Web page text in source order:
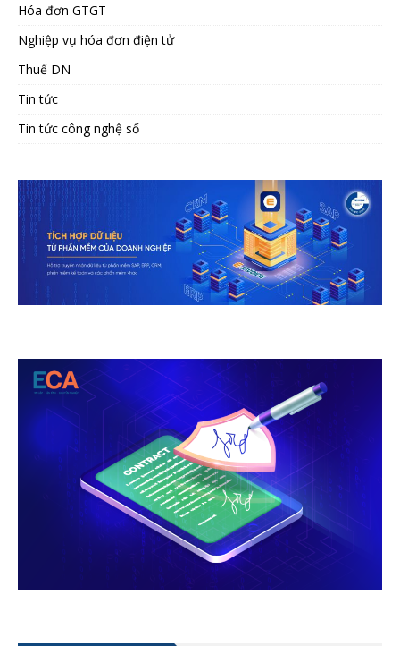
Hóa đơn GTGT
Nghiệp vụ hóa đơn điện tử
Thuế DN
Tin tức
Tin tức công nghệ số